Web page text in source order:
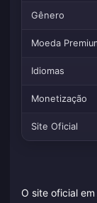
Gênero
Moeda
Idiomas
Monetização
Site Oficial
O site oficial em